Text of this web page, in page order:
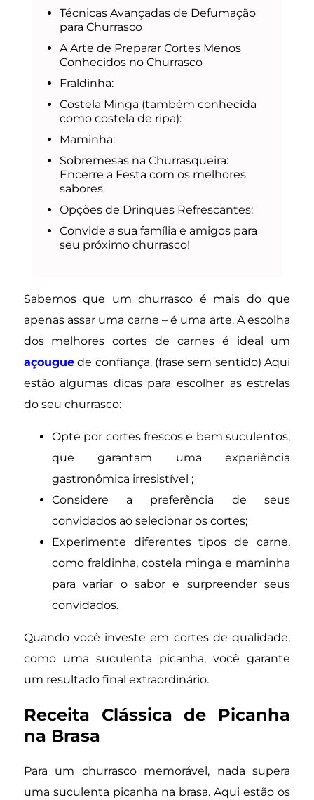
Técnicas Avançadas de Defumação
para Churrasco
A Arte de Preparar Cortes Menos
Conhecidos no Churrasco
Fraldinha:
Costela Minga (também conhecida
como costela de ripa):
Maminha:
Sobremesas na Churrasqueira:
Encerre a Festa com os melhores
sabores
Opções de Drinques Refrescantes:
Convide a sua família e amigos para
seu próximo churrasco!
Sabemos que um churrasco é mais do que
apenas assar uma carne – é uma arte. A escolha
dos melhores cortes de carnes é ideal um
açouguede confiança. (frase sem sentido) Aqui
estão algumas dicas para escolher as estrelas
do seu churrasco:
Opte por cortes frescos e bem suculentos,
que garantam uma experiência
gastronômica irresistível ;
Considere a preferência de seus
convidados ao selecionar os cortes;
Experimente diferentes tipos de carne,
como fraldinha, costela minga e maminha
para variar o sabor e surpreender seus
convidados.
Quando você investe em cortes de qualidade,
como uma suculenta picanha, você garante
um resultado final extraordinário.
Receita Clássica de Picanha
na Brasa
Para um churrasco memorável, nada supera
uma suculenta picanha na brasa. Aqui estão os